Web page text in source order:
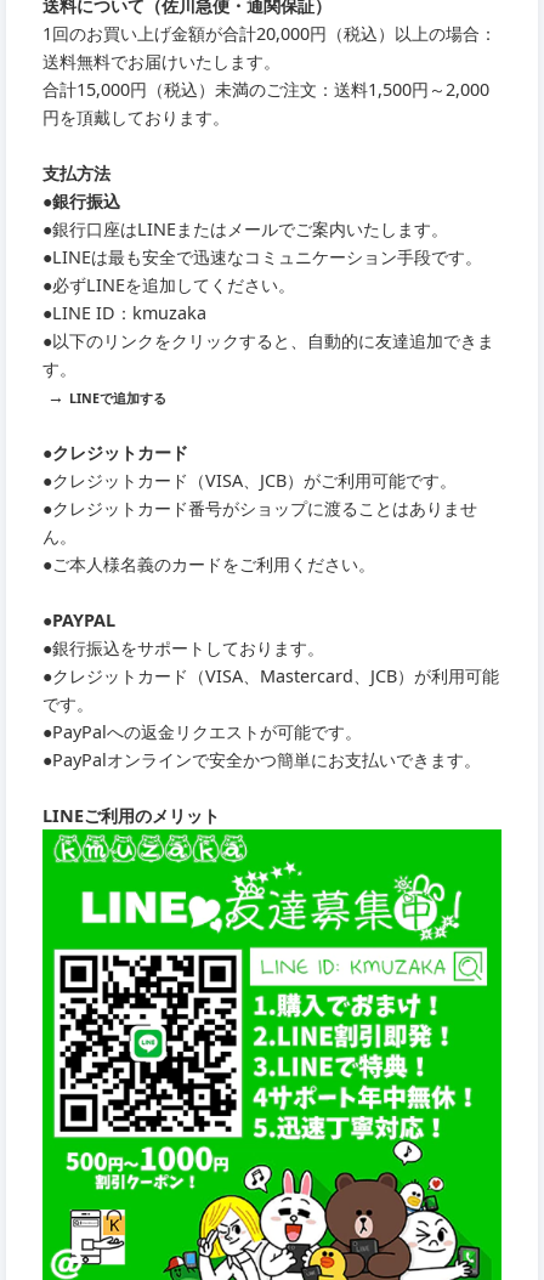
送料について（佐川急便・通関保証）
1回のお買い上げ金額が合計20,000円（税込）以上の場合：
送料無料でお届けいたします。
合計15,000円（税込）未満のご注文：送料1,500円～2,000
円を頂戴しております。
支払方法
●銀行振込
●銀行口座はLINEまたはメールでご案内いたします。
●LINEは最も安全で迅速なコミュニケーション手段です。
●必ずLINEを追加してください。
●LINE ID：kmuzaka
●以下のリンクをクリックすると、自動的に友達追加できま
す。
→ LINEで追加する
●クレジットカード
●クレジットカード（VISA、JCB）がご利用可能です。
●クレジットカード番号がショップに渡ることはありませ
ん。
●ご本人様名義のカードをご利用ください。
●PAYPAL
●銀行振込をサポートしております。
●クレジットカード（VISA、Mastercard、JCB）が利用可能
です。
●PayPalへの返金リクエストが可能です。
●PayPalオンラインで安全かつ簡単にお支払いできます。
LINEご利用のメリット